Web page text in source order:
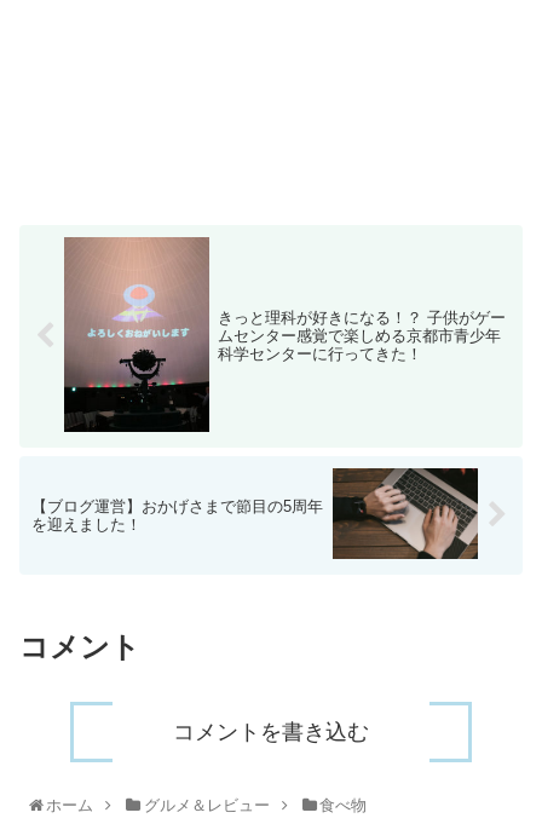
きっと理科が好きになる！？ 子供がゲー
ムセンター感覚で楽しめる京都市青少年
科学センターに行ってきた！
【ブログ運営】おかげさまで節目の5周年
を迎えました！
コメント
コメントを書き込む
ホーム グルメ＆レビュー 食べ物